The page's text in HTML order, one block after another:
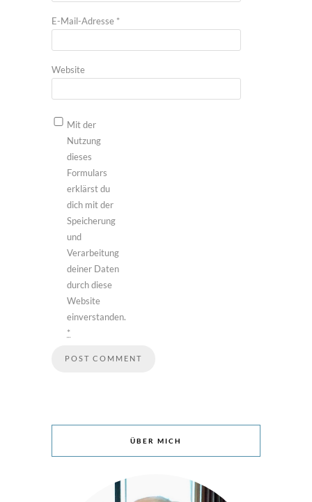
E-Mail-Adresse *
Website
Mit der
Nutzung
dieses
Formulars
erklärst du
dich mit der
Speicherung
und
Verarbeitung
deiner Daten
durch diese
Website
einverstanden.
*
ÜBER MICH